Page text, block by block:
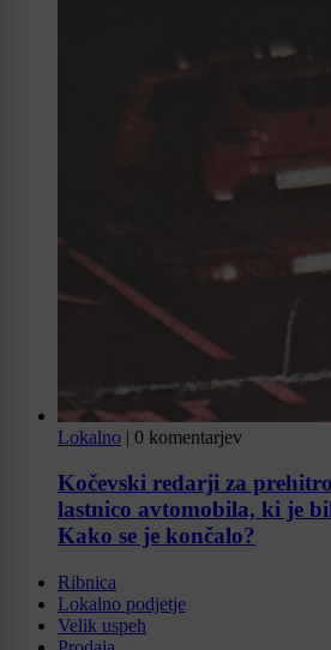
Lokalno | 0 komentarjev
Kočevski redarji za
lastnico avtomobila, ki je
Kako se je končalo?
Ribnica
Lokalno podjetje
Velik uspeh